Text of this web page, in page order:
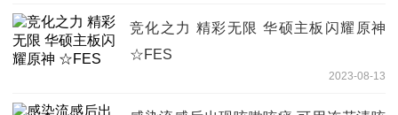
竞化之力 精彩无限 华硕主板闪耀原神
☆FES
2023-08-13